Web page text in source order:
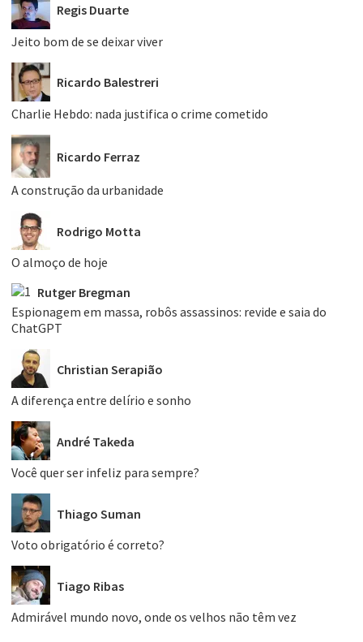
Regis Duarte
Jeito bom de se deixar viver
Ricardo Balestreri
Charlie Hebdo: nada justifica o crime cometido
Ricardo Ferraz
A construção da urbanidade
Rodrigo Motta
O almoço de hoje
Rutger Bregman
Espionagem em massa, robôs assassinos: revide e saia do
ChatGPT
Christian Serapião
A diferença entre delírio e sonho
André Takeda
Você quer ser infeliz para sempre?
Thiago Suman
Voto obrigatório é correto?
Tiago Ribas
Admirável mundo novo, onde os velhos não têm vez